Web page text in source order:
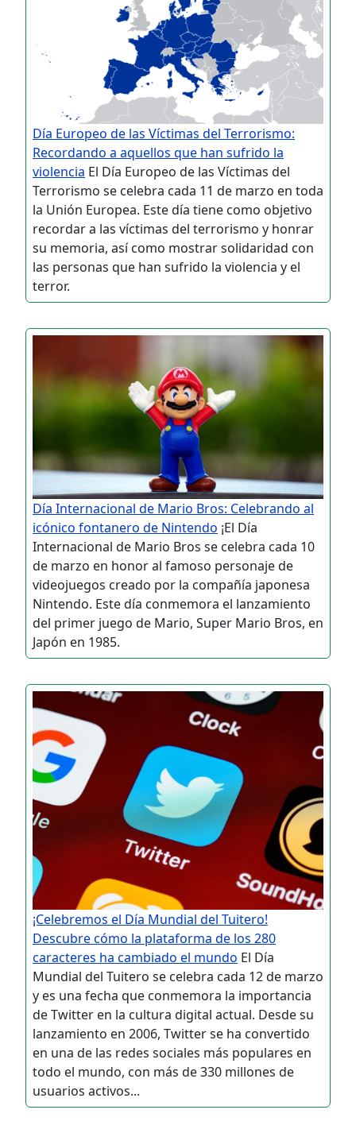
Día Europeo de las Víctimas del Terrorismo:
Recordando a aquellos que han sufrido la
violencia El Día Europeo de las Víctimas del
Terrorismo se celebra cada 11 de marzo en toda
la Unión Europea. Este día tiene como objetivo
recordar a las víctimas del terrorismo y honrar
su memoria, así como mostrar solidaridad con
las personas que han sufrido la violencia y el
terror.
Día Internacional de Mario Bros: Celebrando al
icónico fontanero de Nintendo ¡El Día
Internacional de Mario Bros se celebra cada 10
de marzo en honor al famoso personaje de
videojuegos creado por la compañía japonesa
Nintendo. Este día conmemora el lanzamiento
del primer juego de Mario, Super Mario Bros, en
Japón en 1985.
¡Celebremos el Día Mundial del Tuitero!
Descubre cómo la plataforma de los 280
caracteres ha cambiado el mundo El Día
Mundial del Tuitero se celebra cada 12 de marzo
y es una fecha que conmemora la importancia
de Twitter en la cultura digital actual. Desde su
lanzamiento en 2006, Twitter se ha convertido
en una de las redes sociales más populares en
todo el mundo, con más de 330 millones de
usuarios activos...